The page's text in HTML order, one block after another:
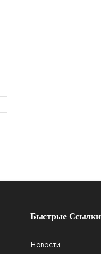
Быстрые Ссылки
Новости